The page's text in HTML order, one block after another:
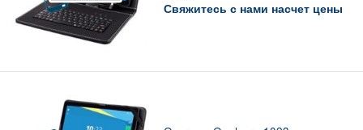
Свяжитесь с нами насчет цены